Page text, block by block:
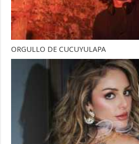
ORGULLO DE CUCUYULAPA